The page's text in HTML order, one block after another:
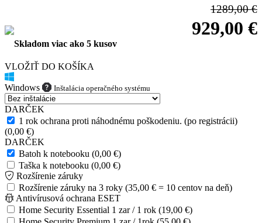
1289,00 €
929,00 €
Skladom viac ako 5 kusov
VLOŽIŤ DO KOŠÍKA
Windows Inštalácia operačného systému
DARČEK
1 rok ochrana proti náhodnému poškodeniu. (po registrácii)
(0,00 €)
DARČEK
Batoh k notebooku (0,00 €)
Taška k notebooku (0,00 €)
Rozšírenie záruky
Rozšírenie záruky na 3 roky (35,00 € = 10 centov na deň)
Antivírusová ochrana ESET
Home Security Essential 1 zar / 1 rok (19,00 €)